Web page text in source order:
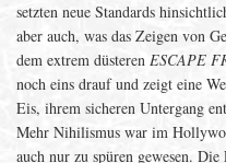
setzten neue Standards
aber auch, was das Zeigen von
dem extrem düsteren ESCAPE
noch eins drauf und zeigt eine
Eis, ihrem sicheren Untergang
Mehr Nihilismus war im
auch nur zu spüren gewesen.